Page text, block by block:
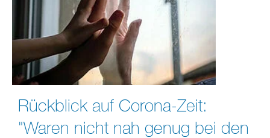
Rückblick auf Corona-Zeit:
"Waren nicht nah genug bei den